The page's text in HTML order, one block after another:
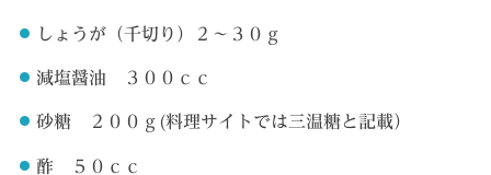
しょうが（千切り）２～３０ｇ
減塩醤油 ３００ｃｃ
砂糖 ２００ｇ(料理サイトでは三温糖と記載）
酢 ５０ｃｃ